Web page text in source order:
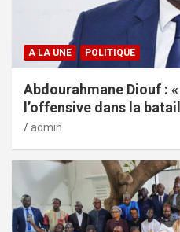
A LA UNE POLITIQUE
Abdourahmane Diouf :
l’offensive dans la
admin